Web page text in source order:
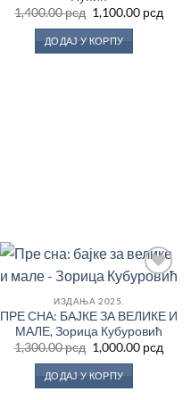
1,400.00рсд Оригинална
цена
је
била:
1,400.00 рсд.
1,100.00 рсд
цена
ДОДАЈ У КОРПУ
Додај
Листу
жеља
ИЗДАЊА 2025.
ПРЕ СНА: БАЈКЕ ЗА ВЕЛИКЕ И
МАЛЕ, Зорица Кубуровић
1,300.00рсд Оригинална
цена
је
била:
1,300.00 рсд.
1,000.00 рсд
цена
ДОДАЈ У КОРПУ